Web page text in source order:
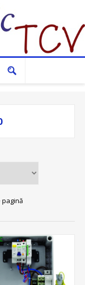
pagină